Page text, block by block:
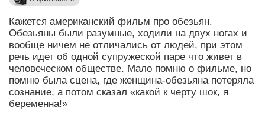
Кажется американский фильм про обезьян.
Обезьяны были разумные, ходили на двух ногах и
вообще ничем не отличались от людей, при этом
речь идет об одной супружеской паре что живет в
человеческом обществе. Мало помню о фильме, но
помню была сцена, где женщина-обезьяна потеряла
сознание, а потом сказал «какой к черту шок, я
беременна!»